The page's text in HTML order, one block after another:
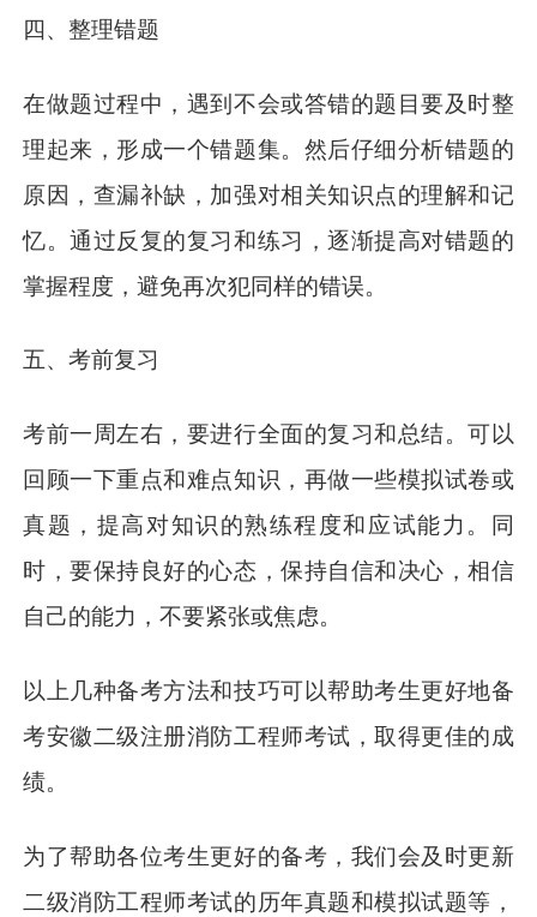
四、整理错题
在做题过程中，遇到不会或答错的题目要及时整
理起来，形成一个错题集。然后仔细分析错题的
原因，查漏补缺，加强对相关知识点的理解和记
忆。通过反复的复习和练习，逐渐提高对错题的
掌握程度，避免再次犯同样的错误。
五、考前复习
考前一周左右，要进行全面的复习和总结。可以
回顾一下重点和难点知识，再做一些模拟试卷或
真题，提高对知识的熟练程度和应试能力。同
时，要保持良好的心态，保持自信和决心，相信
自己的能力，不要紧张或焦虑。
以上几种备考方法和技巧可以帮助考生更好地备
考安徽二级注册消防工程师考试，取得更佳的成
绩。
为了帮助各位考生更好的备考，我们会及时更新
二级消防工程师考试的历年真题和模拟试题等，